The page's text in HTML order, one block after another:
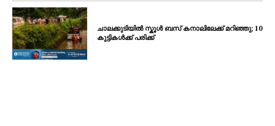
ചാലക്കുടിയിൽ സ്കൂൾ ബസ് കനാലിലേക്ക് മറിഞ്ഞു; 10
കുട്ടികൾക്ക് പരിക്ക്